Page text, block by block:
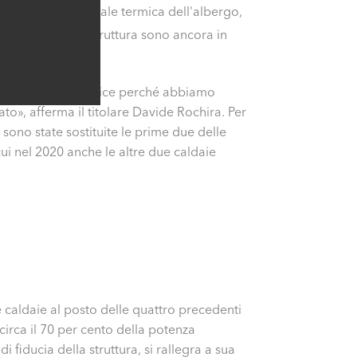
l'anno. La centrale termica dell'albergo,
perché nella struttura sono ancora in
era semplice perché abbiamo
afferma il titolare Davide Rochira. Per
state sostituite le prime due delle
nel 2020 anche le altre due caldaie
al posto delle quattro precedenti
il 70 per cento della potenza
fiducia della struttura, si rallegra a sua